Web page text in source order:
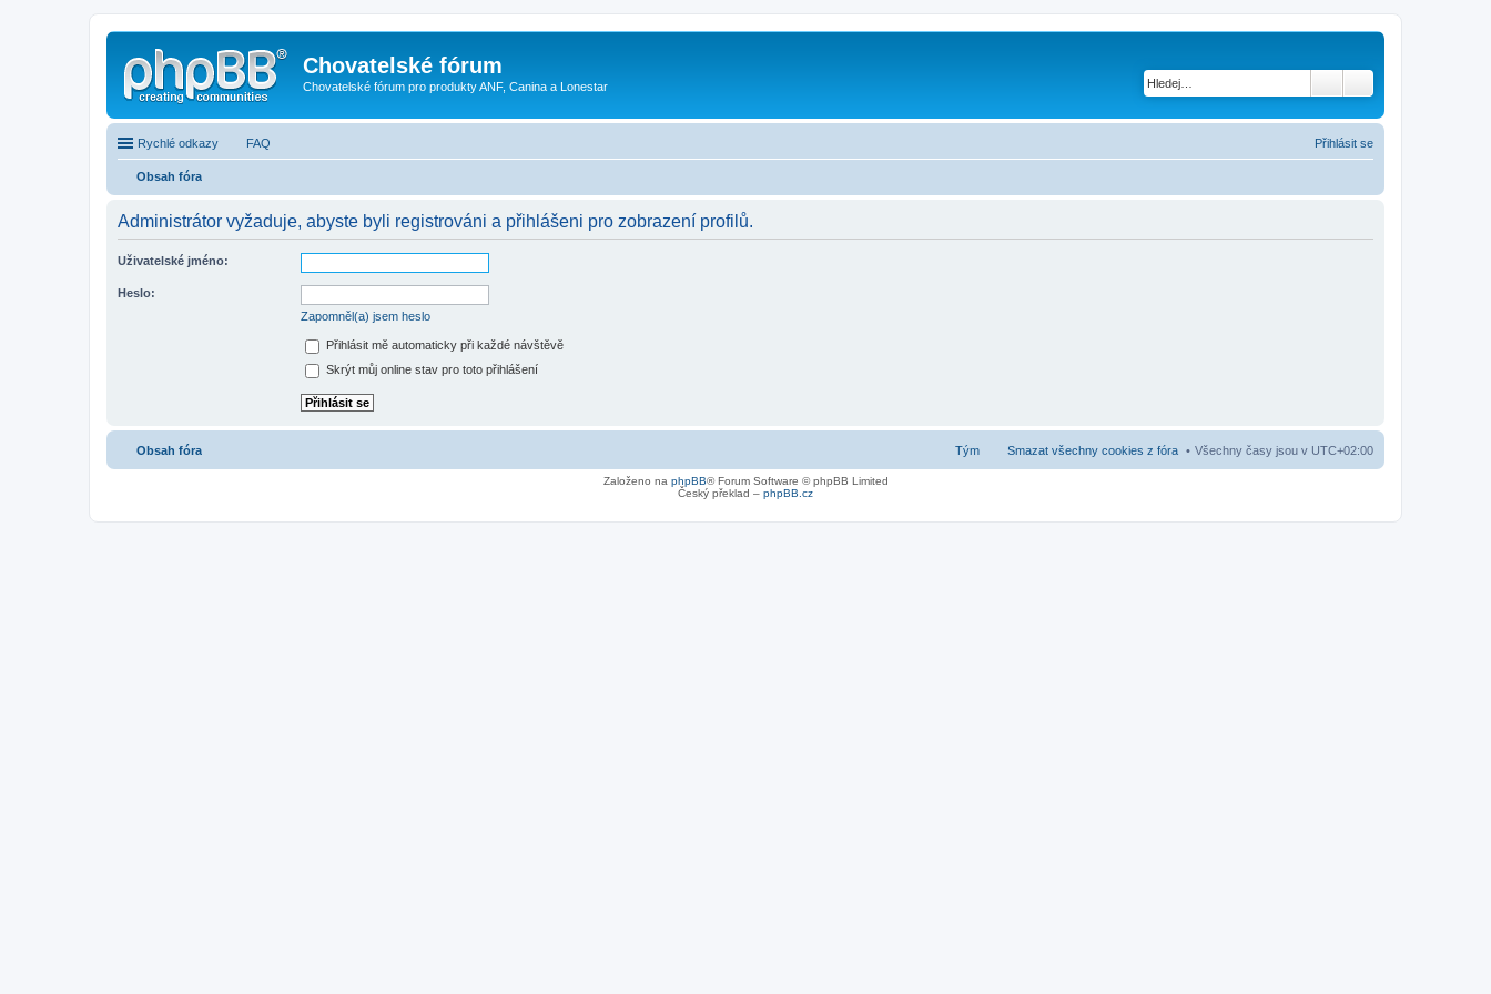
Chovatelské fórum
Chovatelské fórum pro produkty ANF, Canina a Lonestar
Rychlé odkazy FAQ Přihlásit se
Obsah fóra
Administrátor vyžaduje, abyste byli registrováni a přihlášeni pro zobrazení profilů.
Uživatelské jméno:
Heslo:
Zapomněl(a) jsem heslo
Přihlásit mě automaticky při každé návštěvě
Skrýt můj online stav pro toto přihlášení
Obsah fóra Všechny časy jsou v UTC+02:00
Smazat všechny cookies z fóra
Tým
Založeno na phpBB® Forum Software © phpBB Limited
Český překlad – phpBB.cz